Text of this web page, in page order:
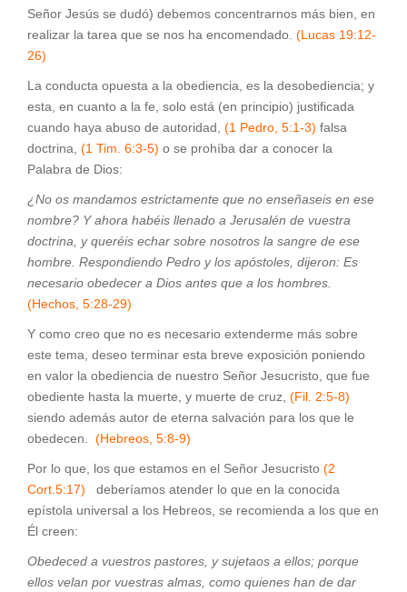
Señor Jesús se dudó) debemos concentrarnos más bien, en
realizar la tarea que se nos ha encomendado. (Lucas 19:12-
26)
La conducta opuesta a la obediencia, es la desobediencia; y
esta, en cuanto a la fe, solo está (en principio) justificada
cuando haya abuso de autoridad, (1 Pedro, 5:1-3) falsa
doctrina, (1 Tim. 6:3-5) o se prohíba dar a conocer la
Palabra de Dios:
¿No os mandamos estrictamente que no enseñaseis en ese
nombre? Y ahora habéis llenado a Jerusalén de vuestra
doctrina, y queréis echar sobre nosotros la sangre de ese
hombre. Respondiendo Pedro y los apóstoles, dijeron: Es
necesario obedecer a Dios antes que a los hombres.
(Hechos, 5:28-29)
Y como creo que no es necesario extenderme más sobre
este tema, deseo terminar esta breve exposición poniendo
en valor la obediencia de nuestro Señor Jesucristo, que fue
obediente hasta la muerte, y muerte de cruz, (Fil. 2:5-8)
siendo además autor de eterna salvación para los que le
obedecen. (Hebreos, 5:8-9)
Por lo que, los que estamos en el Señor Jesucristo (2
Cort.5:17)
deberíamos atender lo que en la conocida
epístola universal a los Hebreos, se recomienda a los que en
Él creen:
Obedeced a vuestros pastores, y sujetaos a ellos; porque
ellos velan por vuestras almas, como quienes han de dar